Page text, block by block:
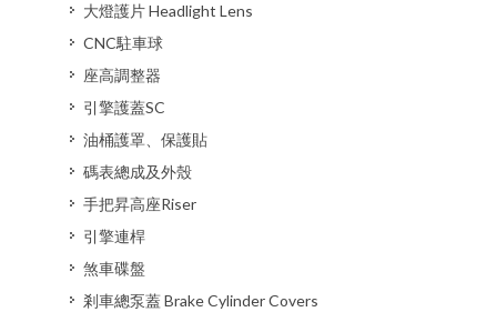
大燈護片 Headlight Lens
CNC駐車球
座高調整器
引擎護蓋SC
油桶護罩、保護貼
碼表總成及外殼
手把昇高座Riser
引擎連桿
煞車碟盤
剎車總泵蓋 Brake Cylinder Covers